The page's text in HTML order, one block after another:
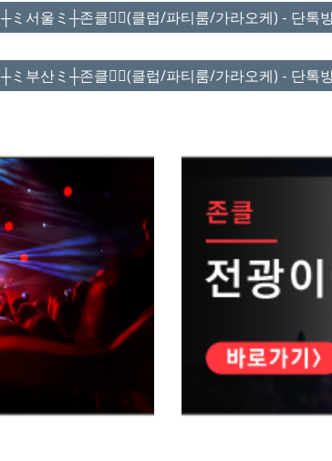
┼ミ서울ミ┼존클❤️‍🔥(클럽/파티룸/가라오케) - 단톡
┼ミ부산ミ┼존클❤️‍🔥(클럽/파티룸/가라오케) - 단톡